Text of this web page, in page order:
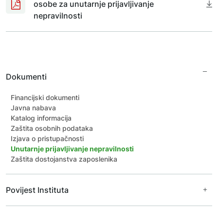
Dokumenti
Financijski dokumenti
Javna nabava
Katalog informacija
Zaštita osobnih podataka
Izjava o pristupačnosti
Unutarnje prijavljivanje nepravilnosti
Zaštita dostojanstva zaposlenika
Povijest Instituta
osobe za unutarnje prijavljivanje
nepravilnosti